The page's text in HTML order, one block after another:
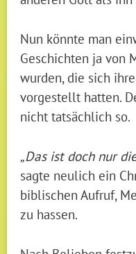
Nun könnte man
Geschichten ja von
wurden, die sich
vorgestellt hatten.
nicht tatsächlich so.
„Das ist doch nur
sagte neulich ein
biblischen Aufruf,
zu hassen.